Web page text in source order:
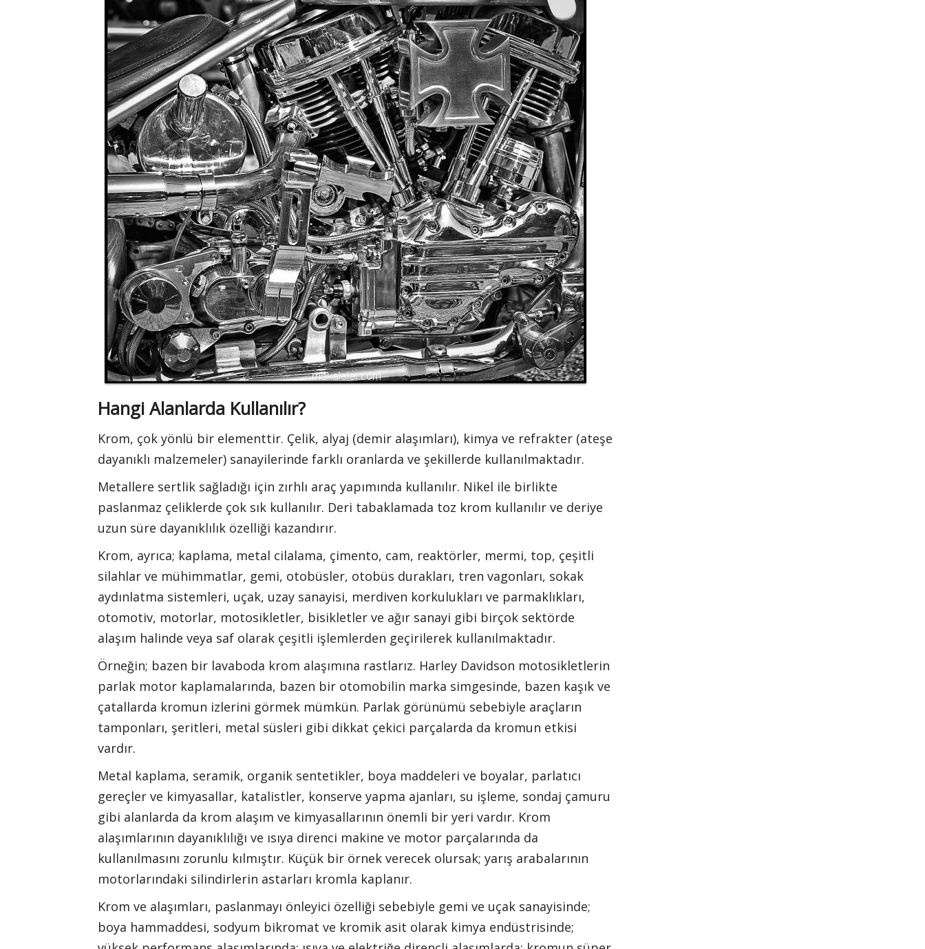
Hangi Alanlarda Kullanılır?
Krom, çok yönlü bir elementtir. Çelik, alyaj (demir alaşımları), kimya ve refrakter (ateşe
dayanıklı malzemeler) sanayilerinde farklı oranlarda ve şekillerde kullanılmaktadır.
Metallere sertlik sağladığı için zırhlı araç yapımında kullanılır. Nikel ile birlikte
paslanmaz çeliklerde çok sık kullanılır. Deri tabaklamada toz krom kullanılır ve deriye
uzun süre dayanıklılık özelliği kazandırır.
Krom, ayrıca; kaplama, metal cilalama, çimento, cam, reaktörler, mermi, top, çeşitli
silahlar ve mühimmatlar, gemi, otobüsler, otobüs durakları, tren vagonları, sokak
aydınlatma sistemleri, uçak, uzay sanayisi, merdiven korkulukları ve parmaklıkları,
otomotiv, motorlar, motosikletler, bisikletler ve ağır sanayi gibi birçok sektörde
alaşım halinde veya saf olarak çeşitli işlemlerden geçirilerek kullanılmaktadır.
Örneğin; bazen bir lavaboda krom alaşımına rastlarız. Harley Davidson motosikletlerin
parlak motor kaplamalarında, bazen bir otomobilin marka simgesinde, bazen kaşık ve
çatallarda kromun izlerini görmek mümkün. Parlak görünümü sebebiyle araçların
tamponları, şeritleri, metal süsleri gibi dikkat çekici parçalarda da kromun etkisi
vardır.
Metal kaplama, seramik, organik sentetikler, boya maddeleri ve boyalar, parlatıcı
gereçler ve kimyasallar, katalistler, konserve yapma ajanları, su işleme, sondaj çamuru
gibi alanlarda da krom alaşım ve kimyasallarının önemli bir yeri vardır. Krom
alaşımlarının dayanıklılığı ve ısıya direnci makine ve motor parçalarında da
kullanılmasını zorunlu kılmıştır. Küçük bir örnek verecek olursak; yarış arabalarının
motorlarındaki silindirlerin astarları kromla kaplanır.
Krom ve alaşımları, paslanmayı önleyici özelliği sebebiyle gemi ve uçak sanayisinde;
boya hammaddesi, sodyum bikromat ve kromik asit olarak kimya endüstrisinde;